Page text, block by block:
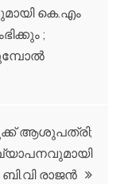
കെ.എം
;
ആശുപത്രി;
രാജൻ